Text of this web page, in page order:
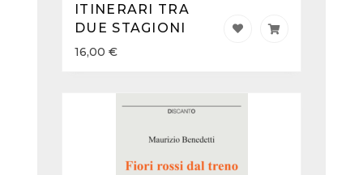
ITINERARI TRA
DUE STAGIONI
16,00 €